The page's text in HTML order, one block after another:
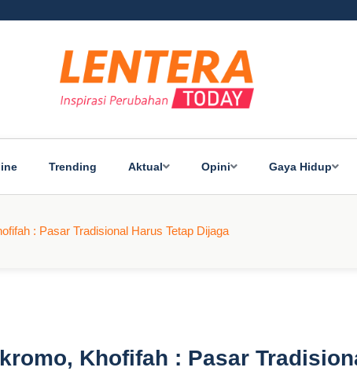
Trending Aktual Opini Gaya Hidup
: Pasar Tradisional Harus Tetap Dijaga
Khofifah : Pasar